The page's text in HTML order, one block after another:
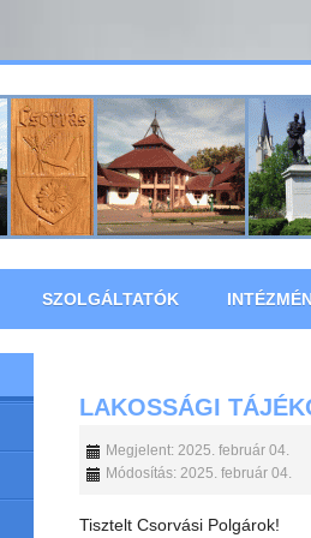
SZOLGÁLTATÓK
LAKOSSÁGI
Megjelent: 2025. február 04.
Módosítás: 2025. február 04.
Tisztelt Csorvási Polgárok!